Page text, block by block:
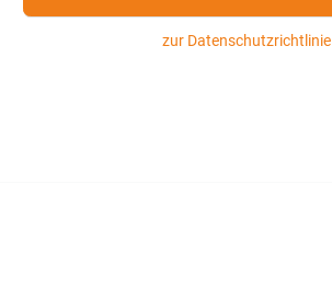
zur Datenschutzrichtlinie